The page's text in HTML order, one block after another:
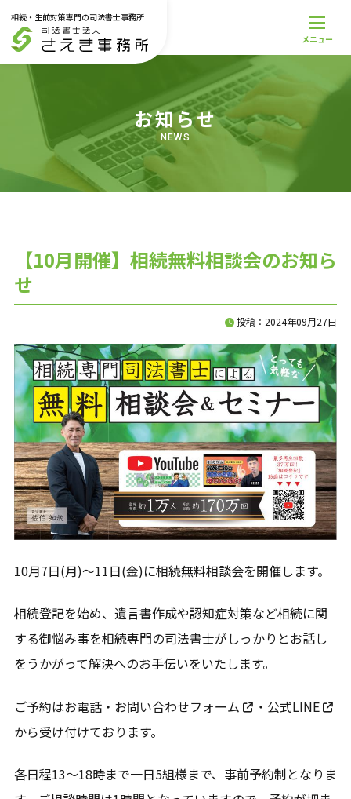
相続・生前対策専門の司法書士事務所
メニュー
お知らせ
NEWS
【10月開催】相続無料相談会のお知ら
せ
投稿：2024年09月27日
10月7日(月)～11日(金)に相続無料相談会を開催します。
相続登記を始め、遺言書作成や認知症対策など相続に関
する御悩み事を相続専門の司法書士がしっかりとお話し
をうかがって解決へのお手伝いをいたします。
ご予約はお電話・ お問い合わせフォーム ・ 公式LINE
から受け付けております。
各日程13～18時まで一日5組様まで、事前予約制となりま
メニュー
トップページ
事務所案内
スタッフ紹介
料金一覧
解決事例
お役立ち記事
お知らせ
サービス一覧
相続登記・不動産名義変更
遺産丸ごと相続
相続放棄
家族信託
その他サービス一覧
著書
不動産を受け継いだら「相続登記」を急ぎなさい
生前対策が全然わかっていない親子ですが、 家族
信託って結局どうすればいいのか教えてください！
無料相談受付
無料相談のご予約はこちらの連絡先から受け付けており
ます。